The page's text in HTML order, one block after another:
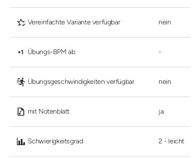
Vereinfachte Variante verfügbar nein
Übungs-BPM ab -
Übungsgeschwindigkeiten verfügbar nein
mit Notenblatt ja
Schwierigkeitsgrad 2 - leicht